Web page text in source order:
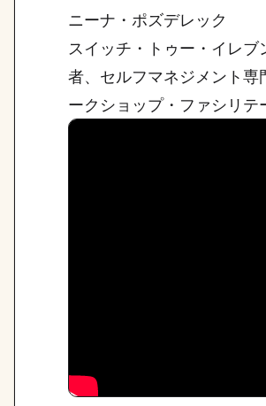
ニーナ・ポズデレック
スイッチ・トゥー・イレブ
者、セルフマネジメント専
ークショップ・ファシリテ